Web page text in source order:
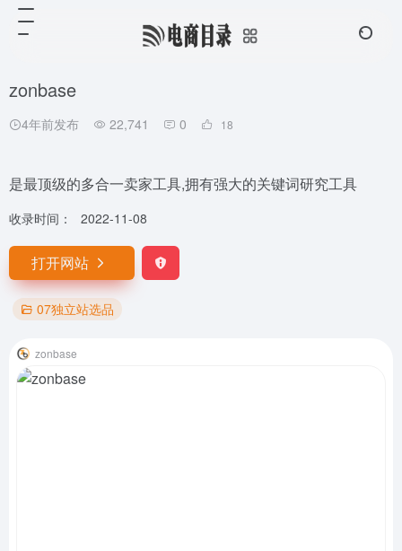
zonbase
4年前发布 22,741 0 18
是最顶级的多合一卖家工具,拥有强大的关键词研究工具
收录时间： 2022-11-08
打开网站
07独立站选品
zonbase